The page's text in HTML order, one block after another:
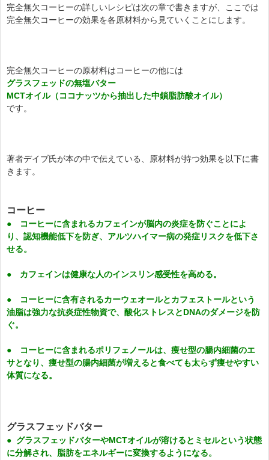
完全無欠コーヒーの詳しいレシピは次の章で書きますが、ここでは
完全無欠コーヒーの効果を各原材料から見ていくことにします。
完全無欠コーヒーの原材料はコーヒーの他には
グラスフェッドの無塩バター
MCTオイル（ココナッツから抽出した中鎖脂肪酸オイル）
です。
著者デイブ氏が本の中で伝えている、原材料が持つ効果を以下に書
きます。
コーヒー
● コーヒーに含まれるカフェインが脳内の炎症を防ぐことによ
り、認知機能低下を防ぎ、アルツハイマー病の発症リスクを低下さ
せる。
● カフェインは健康な人のインスリン感受性を高める。
● コーヒーに含有されるカーウェオールとカフェストールという
油脂は強力な抗炎症性物資で、酸化ストレスとDNAのダメージを防
ぐ。
● コーヒーに含まれるポリフェノールは、痩せ型の腸内細菌のエ
サとなり、痩せ型の腸内細菌が増えると食べても太らず痩せやすい
体質になる。
グラスフェッドバター
● グラスフェッドバターやMCTオイルが溶けるとミセルという状態
に分解され、脂肪をエネルギーに変換するようになる。